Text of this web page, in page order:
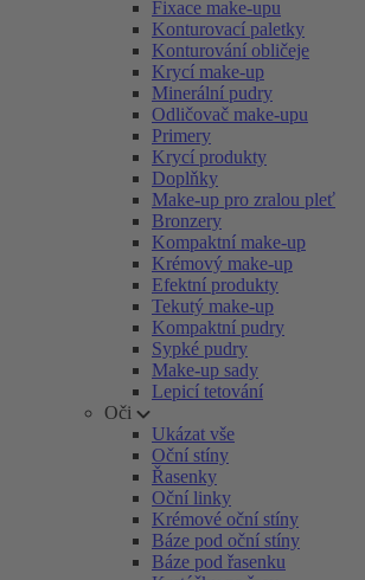
Fixace make-upu
Konturovací paletky
Konturování obličeje
Krycí make-up
Minerální pudry
Odličovač make-upu
Primery
Krycí produkty
Doplňky
Make-up pro zralou pleť
Bronzery
Kompaktní make-up
Krémový make-up
Efektní produkty
Tekutý make-up
Kompaktní pudry
Sypké pudry
Make-up sady
Lepicí tetování
Oči
Ukázat vše
Oční stíny
Řasenky
Oční linky
Krémové oční stíny
Báze pod oční stíny
Báze pod řasenku